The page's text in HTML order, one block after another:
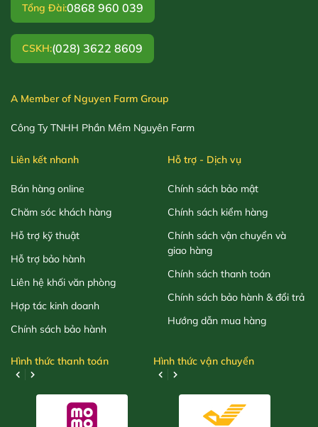
Tổng Đài:0868 960 039
CSKH:(028) 3622 8609
A Member of Nguyen Farm Group
Công Ty TNHH Phần Mềm Nguyên Farm
Liên kết nhanh
Bán hàng online
Chăm sóc khách hàng
Hỗ trợ kỹ thuật
Hỗ trợ bảo hành
Liên hệ khối văn phòng
Hợp tác kinh doanh
Chính sách bảo hành
Hỗ trợ - Dịch vụ
Chính sách bảo mật
Chính sách kiểm hàng
Chính sách vận chuyển và
giao hàng
Chính sách thanh toán
Chính sách bảo hành & đổi trả
Hướng dẫn mua hàng
Hình thức thanh toán Hình thức vận chuyển